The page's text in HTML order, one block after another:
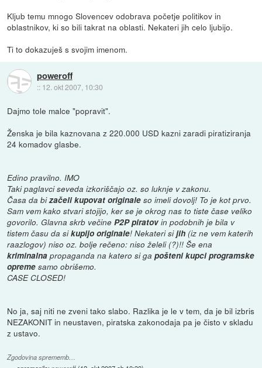
Kljub temu mnogo Slovencev odobrava početje politikov in
oblastnikov, ki so bili takrat na oblasti. Nekateri jih celo ljubijo.
Ti to dokazuješ s svojim imenom.
poweroff
:: 12. okt 2007, 10:30
Dajmo tole malce "popravit".
Ženska je bila kaznovana z 220.000 USD kazni zaradi piratiziranja
24 komadov glasbe.
Edino pravilno. IMO
Taki paglavci seveda izkoriščajo oz. so luknje v zakonu.
Časa da bizačeli kupovat originale so imeli dovolj! To je kot prvo.
Sam vem kako stvari stojijo, ker se je okrog nas to tiste čase veliko
govorilo. Glavna skrb večineP2P piratov in podobnih je bila v
tistem času da sikupijo originale! Nekateri sijih (iz ne vem katerih
raazlogov) niso oz. bolje rečeno: niso želeli (?)!! Še ena
kriminalna propaganda na katero si gapošteni kupci programske
opreme samo obrišemo.
CASE CLOSED!
No ja, saj niti ne zveni tako slabo. Razlika je le v tem, da je bil izbris
NEZAKONIT in neustaven, piratska zakonodaja pa je čisto v skladu
z ustavo.
Zgodovina sprememb…